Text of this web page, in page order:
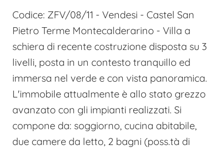
Codice: ZFV/08/11 - Vendesi - Castel San
Pietro Terme Montecalderarino - Villa a
schiera di recente costruzione disposta su 3
livelli, posta in un contesto tranquillo ed
immersa nel verde e con vista panoramica.
L'immobile attualmente è allo stato grezzo
avanzato con gli impianti realizzati. Si
compone da: soggiorno, cucina abitabile,
due camere da letto, 2 bagni (poss.tà di